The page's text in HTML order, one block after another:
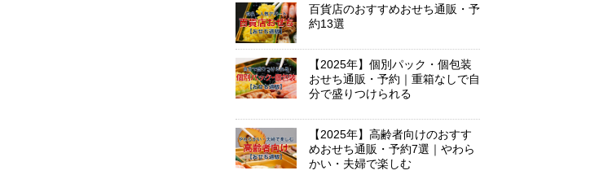
百貨店のおすすめおせち通販・予
約13選
【2025年】個別パック・個包装
おせち通販・予約｜重箱なしで自
分で盛りつけられる
【2025年】高齢者向けのおすす
めおせち通販・予約7選｜やわら
かい・夫婦で楽しむ